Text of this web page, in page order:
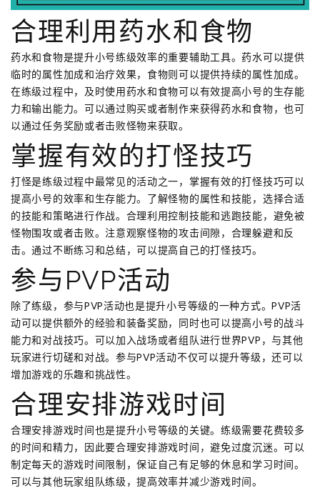
合理利用药水和食物
药水和食物是提升小号练级效率的重要辅助工具。药水可以提供
临时的属性加成和治疗效果，食物则可以提供持续的属性加成。
在练级过程中，及时使用药水和食物可以有效提高小号的生存能
力和输出能力。可以通过购买或者制作来获得药水和食物，也可
以通过任务奖励或者击败怪物来获取。
掌握有效的打怪技巧
打怪是练级过程中最常见的活动之一，掌握有效的打怪技巧可以
提高小号的效率和生存能力。了解怪物的属性和技能，选择合适
的技能和策略进行作战。合理利用控制技能和逃跑技能，避免被
怪物围攻或者击败。注意观察怪物的攻击间隙，合理躲避和反
击。通过不断练习和总结，可以提高自己的打怪技巧。
参与PVP活动
除了练级，参与PVP活动也是提升小号等级的一种方式。PVP活
动可以提供额外的经验和装备奖励，同时也可以提高小号的战斗
能力和对战技巧。可以加入战场或者组队进行世界PVP，与其他
玩家进行切磋和对战。参与PVP活动不仅可以提升等级，还可以
增加游戏的乐趣和挑战性。
合理安排游戏时间
合理安排游戏时间也是提升小号等级的关键。练级需要花费较多
的时间和精力，因此要合理安排游戏时间，避免过度沉迷。可以
制定每天的游戏时间限制，保证自己有足够的休息和学习时间。
可以与其他玩家组队练级，提高效率并减少游戏时间。